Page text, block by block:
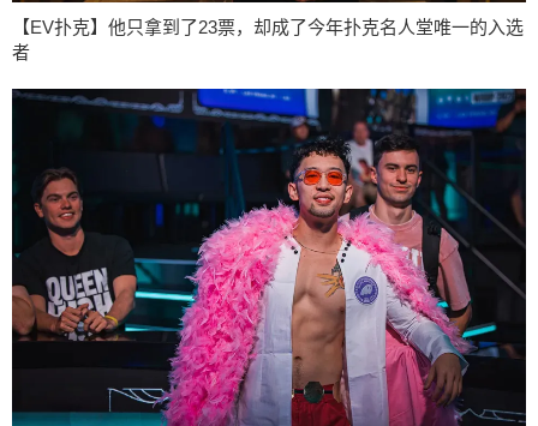
【EV扑克】他只拿到了23票，却成了今年扑克名人堂唯一的入选
者